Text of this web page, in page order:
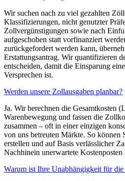
Wir suchen nach zu viel gezahlten
Klassifizierungen, nicht genutzter
Zollvergünstigungen sowie nach
aufgeschoben statt vorfinanziert
zurückgefordert werden kann,
Erstattungsantrag. Wir quantifizieren
entscheiden, damit die Einsparung
Versprechen ist.
Werden unsere Zollausgaben planbar?
Ja. Wir berechnen die Gesamtkosten
Warenbewegung und fassen die
zusammen – oft in einer einzigen
von uns betreuten Märkte. So können
erstellen und auf Basis verlässlicher
Nachhinein unerwartete Kostenposten
Warum ist Ihre Unabhängigkeit für